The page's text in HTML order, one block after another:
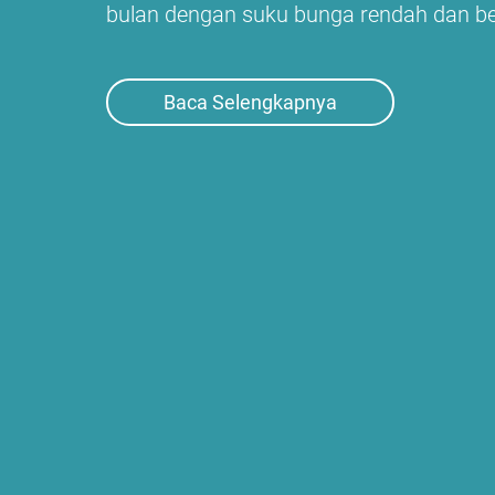
bulan dengan suku bunga rendah dan
Baca Selengkapnya